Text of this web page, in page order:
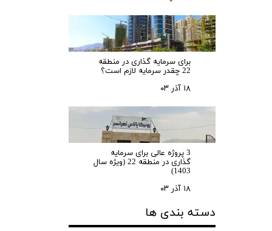
برای سرمایه‌ گذاری در منطقه
22 چقدر سرمایه لازم است؟
۱۸ آذر ۰۳
3 پروژه عالی برای سرمایه
گذاری در منطقه 22 (ویژه سال
1403)
۱۸ آذر ۰۳
دسته بندی ها